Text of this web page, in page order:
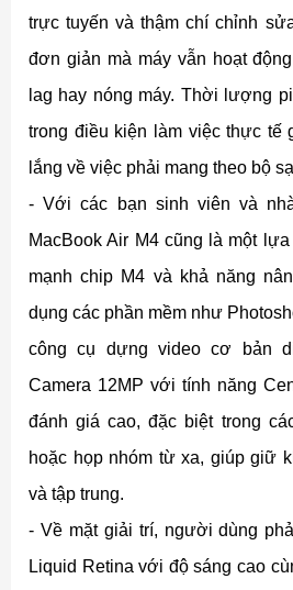
trực tuyến và thậm chí chỉnh
đơn giản mà máy vẫn hoạt
lag hay nóng máy. Thời lượng
trong điều kiện làm việc thực tế
lắng về việc phải mang theo bộ
- Với các bạn sinh viên và
MacBook Air M4 cũng là một
mạnh chip M4 và khả năng
dụng các phần mềm như
công cụ dựng video cơ bản
Camera 12MP với tính năng
đánh giá cao, đặc biệt trong
hoặc họp nhóm từ xa, giúp giữ
và tập trung.
- Về mặt giải trí, người dùng
Liquid Retina với độ sáng cao